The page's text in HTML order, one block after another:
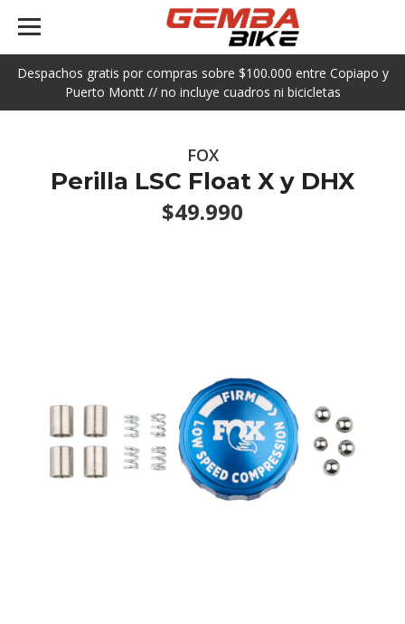
Despachos gratis por compras sobre $100.000 entre Copiapo y
Puerto Montt // no incluye cuadros ni bicicletas
FOX
Perilla LSC Float X y DHX
$49.990